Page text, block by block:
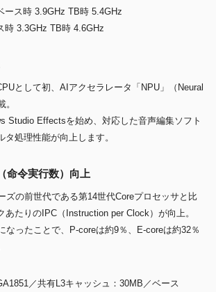
ース時 3.9GHz TB時 5.4GHz
時 3.3GHz TB時 4.6GHz
として初、AIアクセラレータ「NPU」（Neural
Studio Effectsを始め、対応した音声編集ソフト
処理性能が向上します。
命令実行数）向上
ズの前世代である第14世代Coreプロセッサと比
あたりのIPC（Instruction per Clock）が向上。
なったことで、P-coreは約9％、E-coreは約32％
／共有L3キャッシュ：30MB／ベース